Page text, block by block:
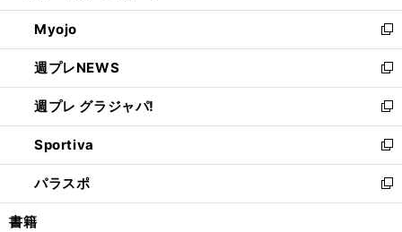
開
く
ウ
で
開
く
ン
ド
ウ
で
開
く
ウ
ィ
ン
ド
ウ
で
開
く
Myojo
新
し
い
ウ
ィ
ン
ド
ウ
で
開
週プレNEWS
新
し
い
ウ
ィ
ン
ド
ウ
週プレ グラジャパ!
新
し
い
ウ
ィ
ン
Sportiva
新
し
い
ウ
パラスポ
新
し
書籍